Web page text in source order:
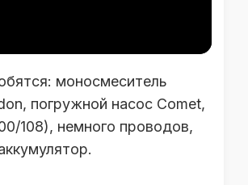
моносмеситель
погружной насос Comet,
108), немного проводов,